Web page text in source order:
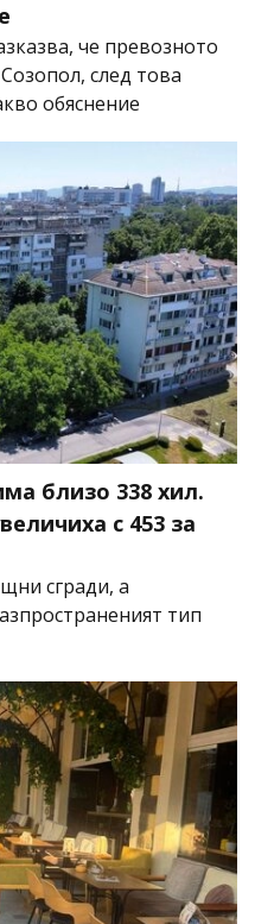
че превозното
след това
обяснение
близо 338 хил.
с 453 за
сгради, а
тип